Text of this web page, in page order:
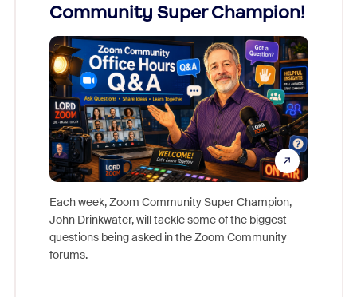
Community Super Champion!
Each week, Zoom Community Super Champion,
John Drinkwater, will tackle some of the biggest
questions being asked in the Zoom Community
forums.